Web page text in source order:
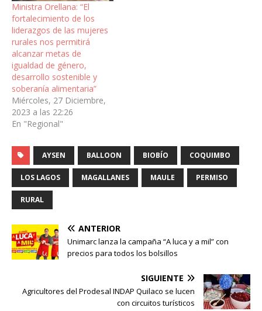
Ministra Orellana: “El
fortalecimiento de los
liderazgos de las mujeres
rurales nos permitirá
alcanzar metas de
igualdad de género,
desarrollo sostenible y
soberanía alimentaria”
Miércoles, 27 Diciembre,
2023 a las 22:26
En "Regional"
AYSEN BALLOON BIOBÍO COQUIMBO
LOS LAGOS MAGALLANES MAULE PERMISO
RURAL
ANTERIOR
Unimarc lanza la campaña “A luca y a mil” con
precios para todos los bolsillos
SIGUIENTE
Agricultores del Prodesal INDAP Quilaco se lucen
con circuitos turísticos